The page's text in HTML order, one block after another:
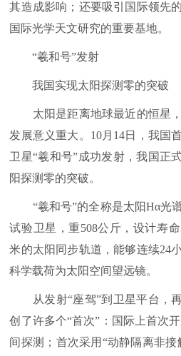
其造成影响；还要吸引国际领先
国际光学天文研究的重要基地。
“羲和号”发射
我国实现太阳探测零的突破
太阳是距离地球最近的恒星，
发展意义重大。10月14日，我国
卫星“羲和号”成功发射，我国正
阳探测零的突破。
“羲和号”的全称是太阳Hα光
试验卫星，重508公斤，设计寿
米的太阳同步轨道，能够连续24
科学载荷为太阳空间望远镜。
从发射“座驾”到卫星平台，再
创了许多个“首次”：国际上首次
间探测；首次采用“动静隔离非